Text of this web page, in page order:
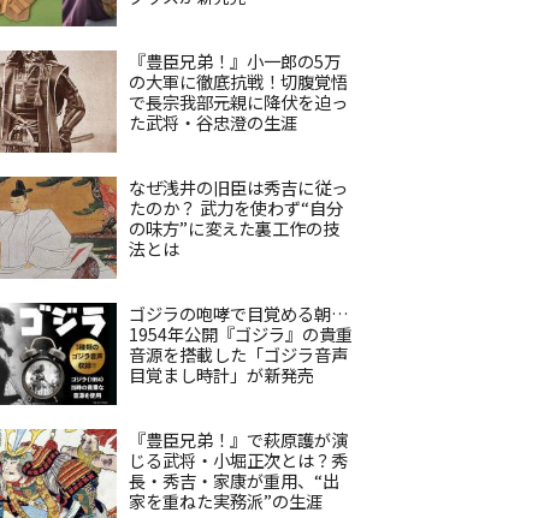
『豊臣兄弟！』小一郎の5万
の大軍に徹底抗戦！切腹覚悟
で長宗我部元親に降伏を迫っ
た武将・谷忠澄の生涯
なぜ浅井の旧臣は秀吉に従っ
たのか？ 武力を使わず“自分
の味方”に変えた裏工作の技
法とは
ゴジラの咆哮で目覚める朝…
1954年公開『ゴジラ』の貴重
音源を搭載した「ゴジラ音声
目覚まし時計」が新発売
『豊臣兄弟！』で萩原護が演
じる武将・小堀正次とは？秀
長・秀吉・家康が重用、“出
家を重ねた実務派”の生涯